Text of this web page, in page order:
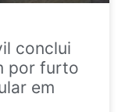
conclui
por furto
em